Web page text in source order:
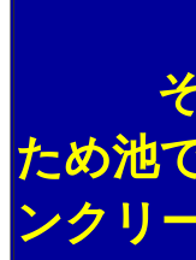
その
ため池
ンクリ